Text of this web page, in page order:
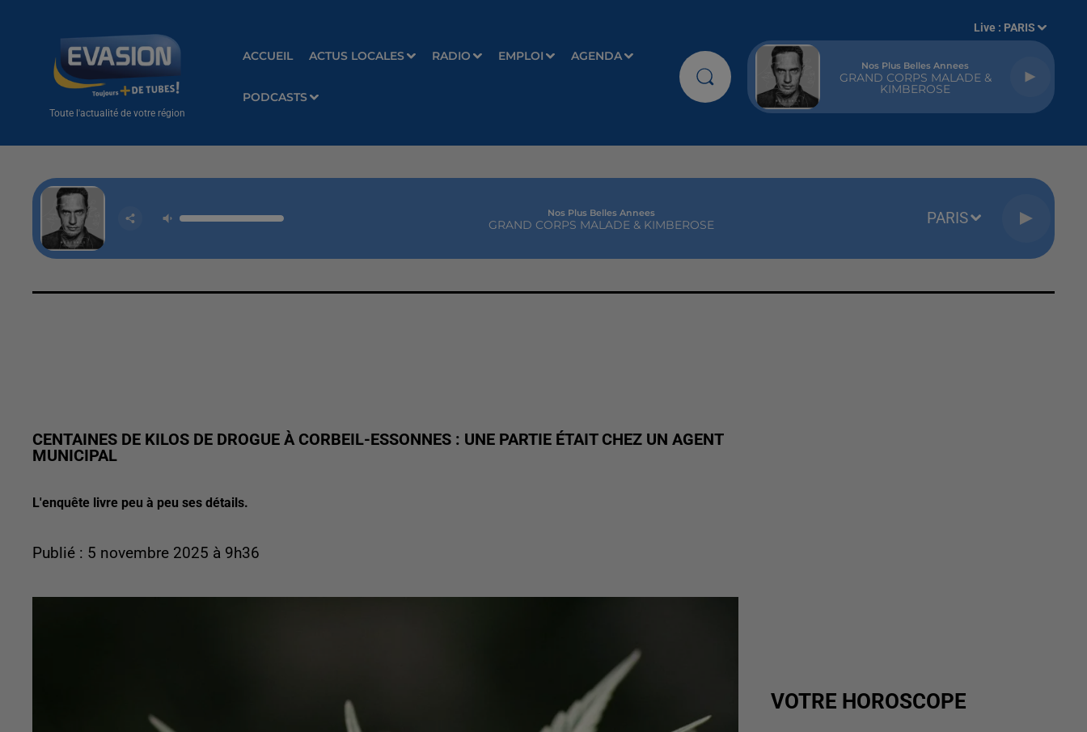
Toute l'actualité de votre région
ACCUEIL ACTUS LOCALES RADIO EMPLOI AGENDA
PODCASTS
Live : PARIS
Save Me Tonight
DAVID GUETTA & JENNIFER
LOPEZ
Save Me Tonight
DAVID GUETTA & JENNIFER LOPEZ PARIS
CENTAINES DE KILOS DE DROGUE À CORBEIL-ESSONNES : UNE PARTIE ÉTAIT CHEZ UN AGENT
MUNICIPAL
L'enquête livre peu à peu ses détails.
Publié : 5 novembre 2025 à 9h36
VOTRE HOROSCOPE